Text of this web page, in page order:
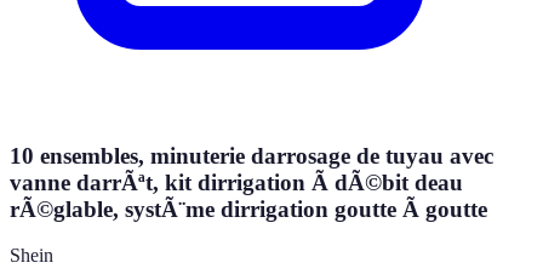
10 ensembles, minuterie darrosage de tuyau avec
vanne darrÃªt, kit dirrigation Ã dÃ©bit deau
rÃ©glable, systÃ¨me dirrigation goutte Ã goutte
Shein